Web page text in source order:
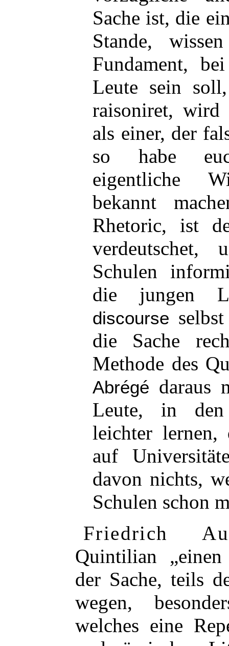
Sache ist, die
Stande,
Fundament,
Leute sein
raisoniret, wird
als einer, der
so habe
eigentliche
bekannt
Rhetoric, ist
Schulen
die jungen
discourse
die Sache
Methode des
Abrégé daraus
Leute, in den
leichter lernen,
auf
davon nichts,
Schulen schon
Friedrich
Quintilian
der Sache, teils
wegen,
welches eine